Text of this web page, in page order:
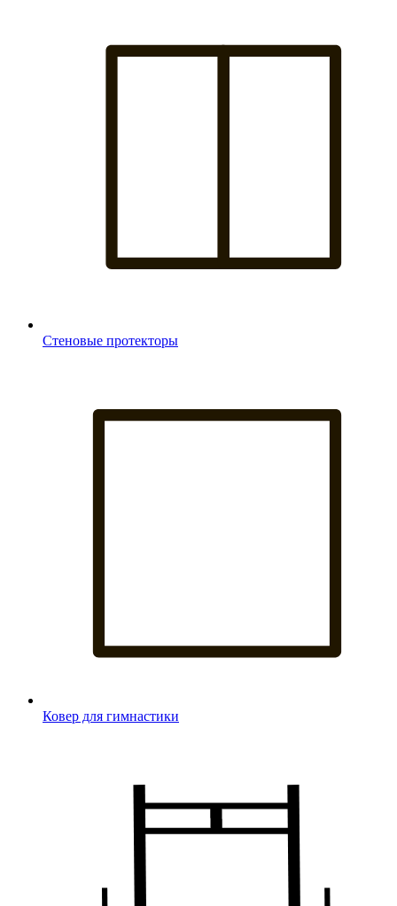
Стеновые протекторы
Ковер для гимнастики